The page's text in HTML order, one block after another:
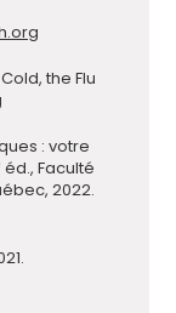
Cold, the Flu
: votre
éd., Faculté
2022.